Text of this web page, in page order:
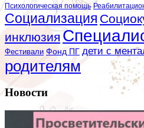
Психологическая помощь
Социализация
инклюзия
Фестивали Фонд ПГ дети с
родителям
Новости